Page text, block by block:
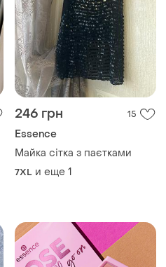
246 грн 15
Essence
Майка сітка з паєтками
7XL и еще 1